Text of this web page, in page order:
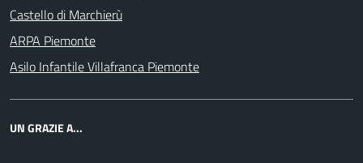
Castello di Marchierù
ARPA Piemonte
Asilo Infantile Villafranca Piemonte
UN GRAZIE A...